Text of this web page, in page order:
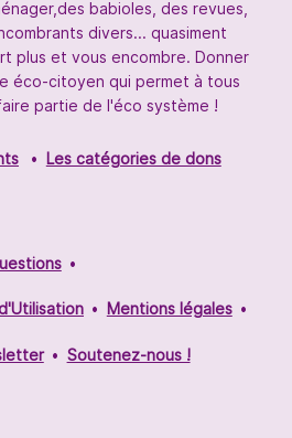
babioles, des revues,
divers... quasiment
plus et vous encombre. Donner
éco-citoyen qui permet à tous
partie de l'éco système !
Les catégories de dons
Mentions légales
Soutenez-nous !